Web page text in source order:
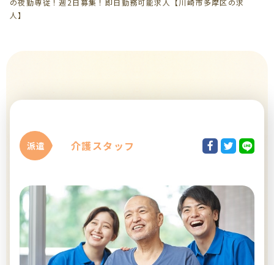
の夜勤専従！週2日募集！即日勤務可能求人【川崎市多摩区の求
人】
派遣 介護スタッフ